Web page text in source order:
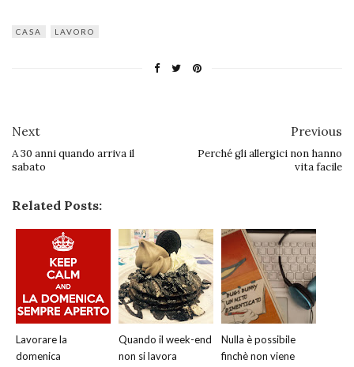
CASA LAVORO
Next
A 30 anni quando arriva il
sabato
Previous
Perché gli allergici non hanno
vita facile
Related Posts:
Lavorare la
domenica
Quando il week-end
non si lavora
Nulla è possibile
finchè non viene